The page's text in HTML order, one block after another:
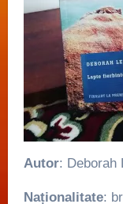
Autor: Deborah
Naționalitate: